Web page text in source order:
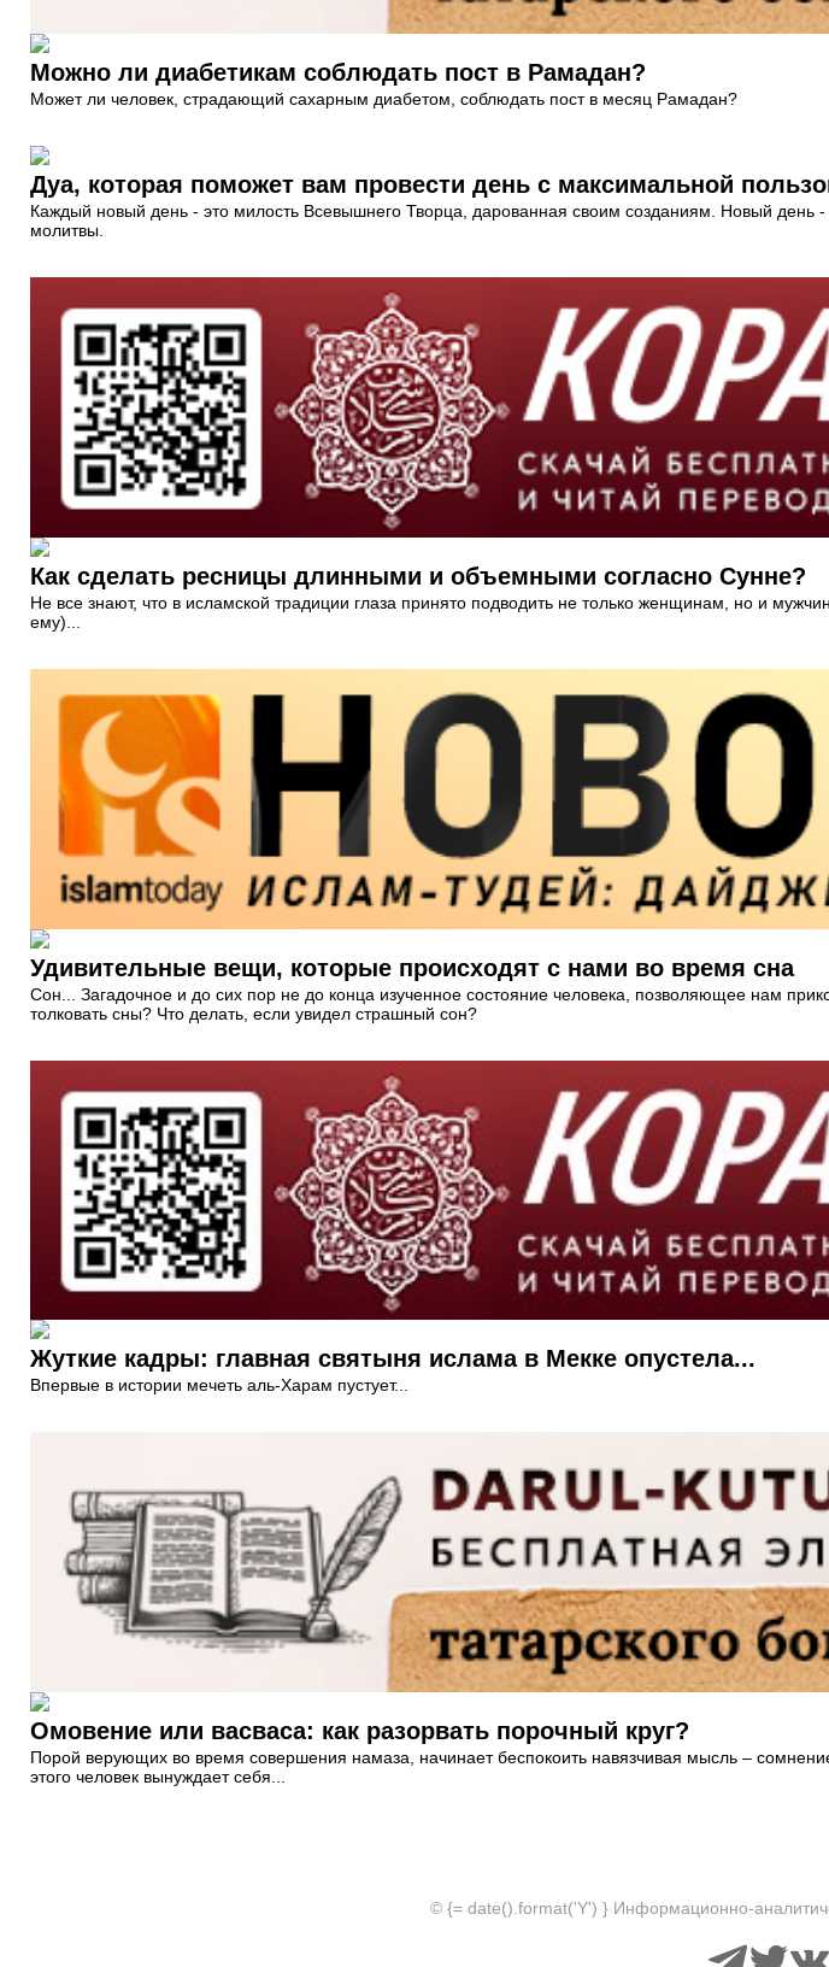
Можно ли диабетикам соблюдать пост в Рамадан?
Может ли человек, страдающий сахарным диабетом, соблюдать пост в месяц Рамадан?
Дуа, которая поможет вам провести день с максимальной
Каждый новый день - это милость Всевышнего Творца, дарованная своим созданиям. Новый день
молитвы.
Как сделать ресницы длинными и объемными согласно Сунне?
Не все знают, что в исламской традиции глаза принято подводить не только женщинам, но и
ему)...
Удивительные вещи, которые происходят с нами во время сна
Сон... Загадочное и до сих пор не до конца изученное состояние человека, позволяющее нам
толковать сны? Что делать, если увидел страшный сон?
Жуткие кадры: главная святыня ислама в Мекке опустела...
Впервые в истории мечеть аль-Харам пустует...
Омовение или васваса: как разорвать порочный круг?
Порой верующих во время совершения намаза, начинает беспокоить навязчивая мысль –
этого человек вынуждает себя...
© {= date().format('Y') } Информационно-